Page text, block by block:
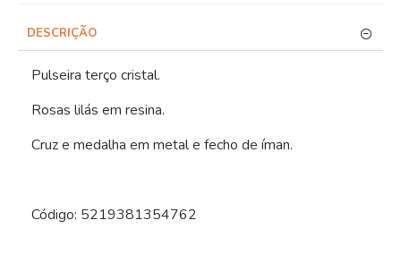
DESCRIÇÃO
Pulseira terço cristal.
Rosas lilás em resina.
Cruz e medalha em metal e fecho de íman.
Código: 5219381354762